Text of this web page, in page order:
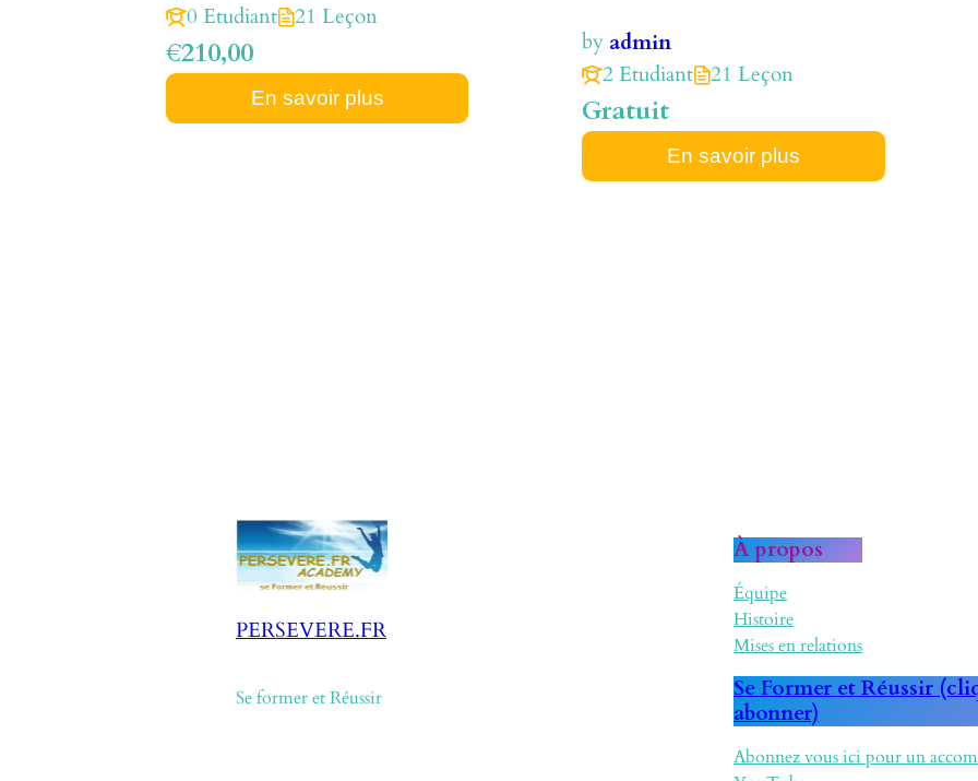
0 Etudiant
21 Leçon
€210,00
En savoir plus
by admin
2 Etudiant
21 Leçon
Gratuit
En savoir plus
PERSEVERE.FR
Se former et Réussir
À propos
Équipe
Histoire
Mises en relations
Se Former et Réussir
abonner)
Abonnez vous ici pour un